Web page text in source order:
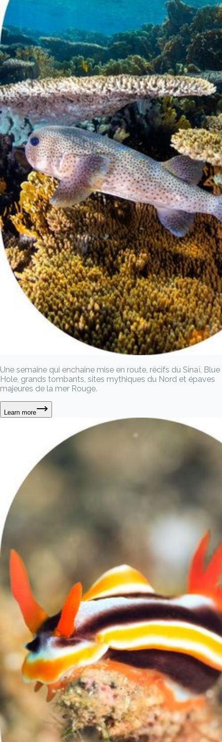
Une semaine qui enchaîne mise en route, récifs du Sinaï, Blue
Hole, grands tombants, sites mythiques du Nord et épaves
majeures de la mer Rouge.
Learn more